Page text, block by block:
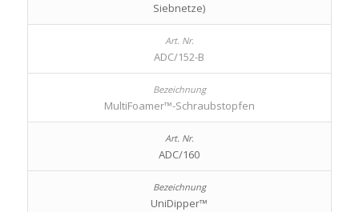
Siebnetze)
ADC/152-B
MultiFoamer™-Schraubstopfen
ADC/160
UniDipper™